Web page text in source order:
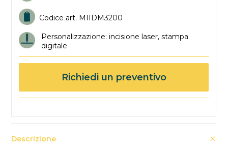
Codice art. MIIDM3200
Personalizzazione: incisione laser, stampa
digitale
Richiedi un preventivo
Descrizione